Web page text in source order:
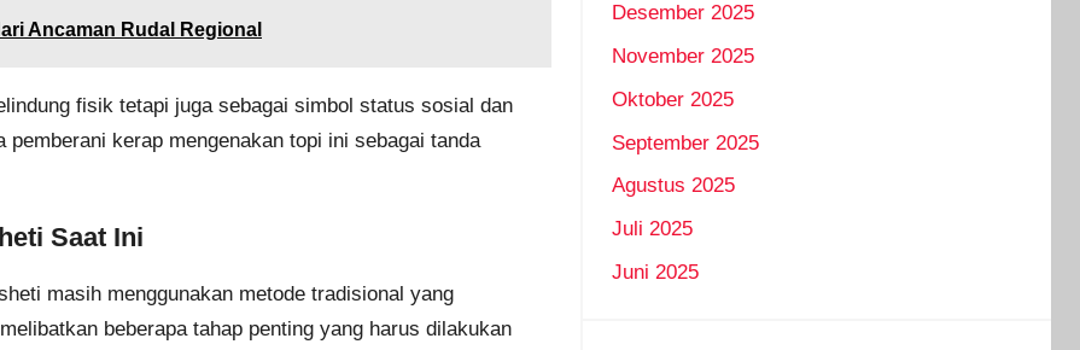
Ancaman Rudal Regional
fisik tetapi juga sebagai simbol status sosial dan
kerap mengenakan topi ini sebagai tanda
Saat Ini
masih menggunakan metode tradisional yang
beberapa tahap penting yang harus dilakukan
Desember 2025
November 2025
Oktober 2025
September 2025
Agustus 2025
Juli 2025
Juni 2025